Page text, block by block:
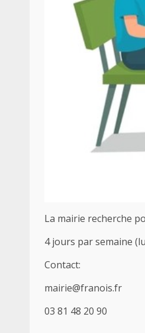
La mairie recherche
4 jours par semaine
Contact:
mairie@franois.fr
03 81 48 20 90